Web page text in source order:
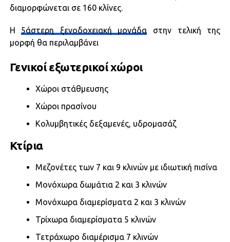
διαμορφώνεται σε 160 κλίνες.
Η 5άστερη ξενοδοχειακή μονάδα στην τελική της
μορφή θα περιλαμβάνει
Γενικοί εξωτερικοί χώροι
Χώροι στάθμευσης
Χώροι πρασίνου
Κολυμβητικές δεξαμενές, υδρομασάζ
Κτίρια
Μεζονέτες των 7 και 9 κλινών με ιδιωτική πισίνα
Μονόχωρα δωμάτια 2 και 3 κλινών
Μονόχωρα διαμερίσματα 2 και 3 κλινών
Τρίχωρα διαμερίσματα 5 κλινών
Τετράχωρο διαμέρισμα 7 κλινών